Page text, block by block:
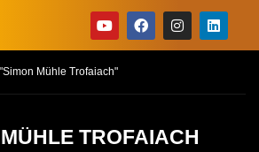
Mühle Trofaiach"
TROFAIACH